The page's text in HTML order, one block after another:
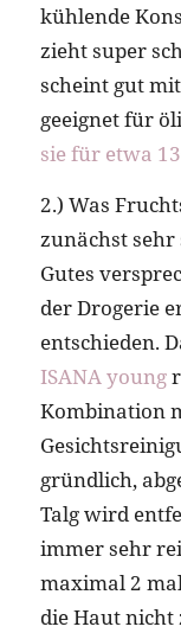
kühlende
zieht super
scheint gut
geeignet für
sie für etwa
2.) Was
zunächst sehr
Gutes
der Drogerie
entschieden.
ISANA young
Kombination
gründlich,
Talg wird
immer sehr
maximal 2
die Haut nicht